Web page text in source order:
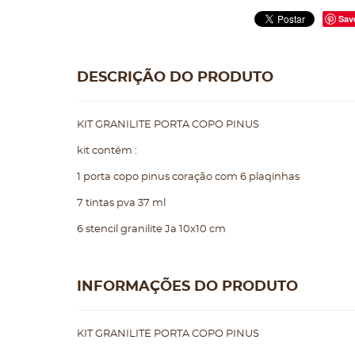
DESCRIÇÃO DO PRODUTO
KIT GRANILITE PORTA COPO PINUS
kit contém :
1 porta copo pinus coração com 6 plaqinhas
7 tintas pva 37 ml
6 stencil granilite Ja 10x10 cm
INFORMAÇÕES DO PRODUTO
KIT GRANILITE PORTA COPO PINUS